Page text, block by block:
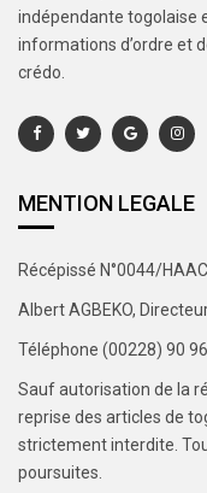
indépendante togolaise
informations d’ordre et
crédo.
MENTION LEGALE
Récépissé N°0044/
Albert AGBEKO,
Téléphone (00228) 90
Sauf autorisation de la
reprise des articles de
strictement interdite.
poursuites.